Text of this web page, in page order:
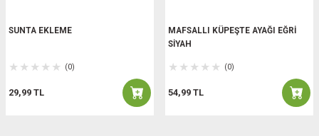
SUNTA EKLEME
(0)
29,99 TL
MAFSALLI KÜPEŞTE AYAĞI EĞRİ
SİYAH
(0)
54,99 TL